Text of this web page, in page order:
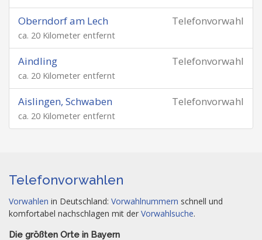
Telefonvorwahl
Oberndorf am Lech
ca. 20 Kilometer entfernt
Telefonvorwahl
Aindling
ca. 20 Kilometer entfernt
Telefonvorwahl
Aislingen, Schwaben
ca. 20 Kilometer entfernt
Telefonvorwahlen
Vorwahlen in Deutschland: Vorwahlnummern schnell und
komfortabel nachschlagen mit der Vorwahlsuche.
Die größten Orte in Bayern